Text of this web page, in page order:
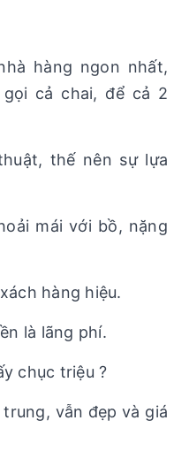
hàng ngon nhất,
cả chai, để cả 2
thế nên sự lựa
mái với bồ, nặng
hàng hiệu.
là lãng phí.
chục triệu ?
vẫn đẹp và giá